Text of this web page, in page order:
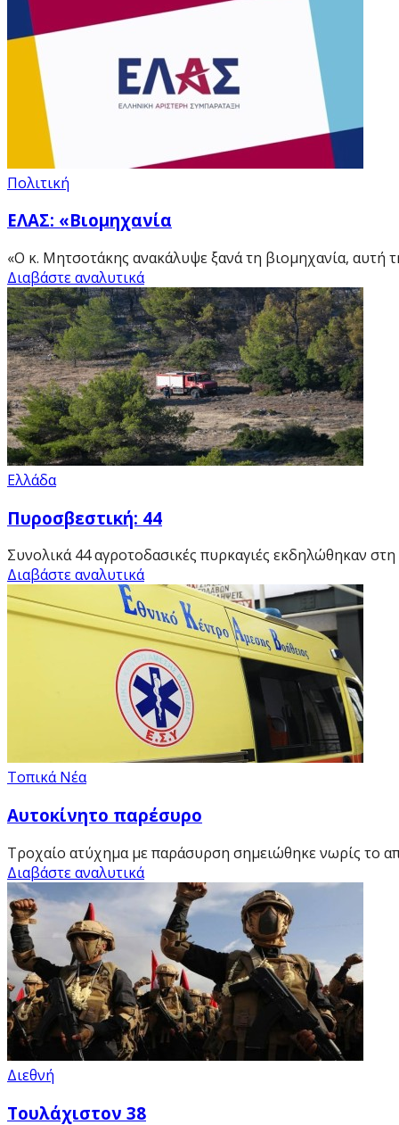
Πολιτική
ΕΛΑΣ: «Βιομηχανία
«Ο κ. Μητσοτάκης ανακάλυψε ξανά τη βιομηχανία, αυτή
Διαβάστε αναλυτικά
Ελλάδα
Πυροσβεστική: 44
Συνολικά 44 αγροτοδασικές πυρκαγιές εκδηλώθηκαν
Διαβάστε αναλυτικά
Τοπικά Νέα
Αυτοκίνητο παρέσυρο
Τροχαίο ατύχημα με παράσυρση σημειώθηκε νωρίς το
Διαβάστε αναλυτικά
Διεθνή
Τουλάχιστον 38